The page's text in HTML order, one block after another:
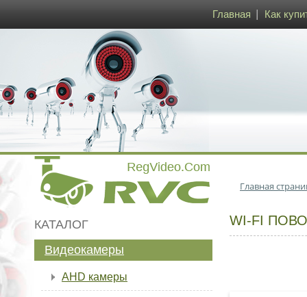
Главная Как
Главная
WI-FI
КАТАЛОГ
Видеокамеры
AHD камеры